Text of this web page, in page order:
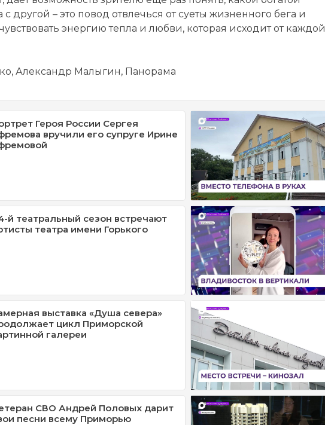
другой – это повод отвлечься от суеты жизненного бега и
энергию тепла и любви, которая исходит от каждой
Александр Малыгин, Панорама
Героя России Сергея
вручили его супруге Ирине
й театральный сезон встречают
театра имени Горького
выставка «Душа севера»
цикл Приморской
галереи
СВО Андрей Половых дарит
песни всему Приморью